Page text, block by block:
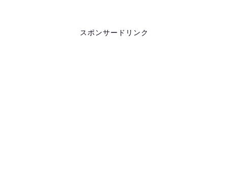
スポンサードリンク